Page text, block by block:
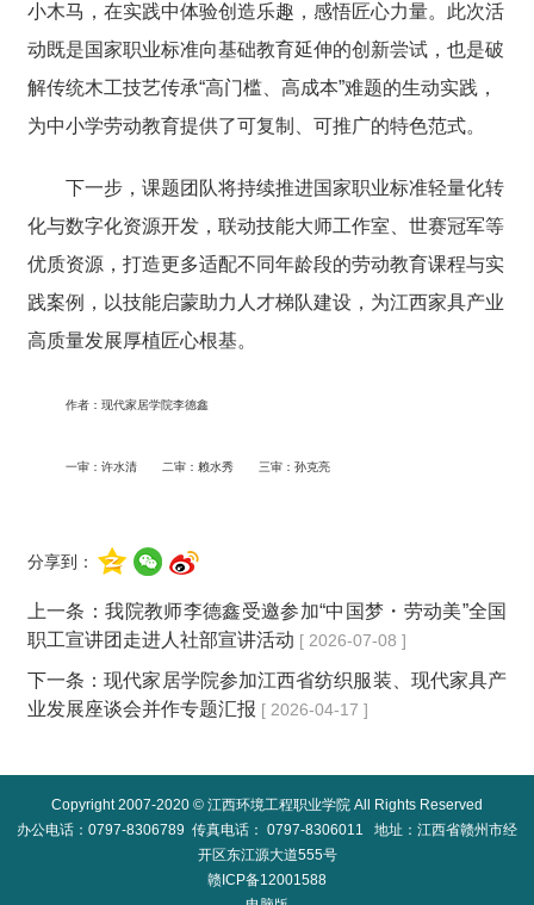
小木马，在实践中体验创造乐趣，感悟匠心力量。此次活
动既是国家职业标准向基础教育延伸的创新尝试，也是破
解传统木工技艺传承“高门槛、高成本”难题的生动实践，
为中小学劳动教育提供了可复制、可推广的特色范式。
下一步，课题团队将持续推进国家职业标准轻量化转
化与数字化资源开发，联动技能大师工作室、世赛冠军等
优质资源，打造更多适配不同年龄段的劳动教育课程与实
践案例，以技能启蒙助力人才梯队建设，为江西家具产业
高质量发展厚植匠心根基。
作者：现代家居学院李德鑫
一审：许水清 二审：赖水秀 三审：孙克亮
分享到：
上一条：我院教师李德鑫受邀参加“中国梦・劳动美”全国
职工宣讲团走进人社部宣讲活动 [ 2026-07-08 ]
下一条：现代家居学院参加江西省纺织服装、现代家具产
业发展座谈会并作专题汇报 [ 2026-04-17 ]
Copyright 2007-2020 © 江西环境工程职业学院 All Rights Reserved
办公电话：0797-8306789 传真电话： 0797-8306011 地址：江西省赣州市经
开区东江源大道555号
赣ICP备12001588